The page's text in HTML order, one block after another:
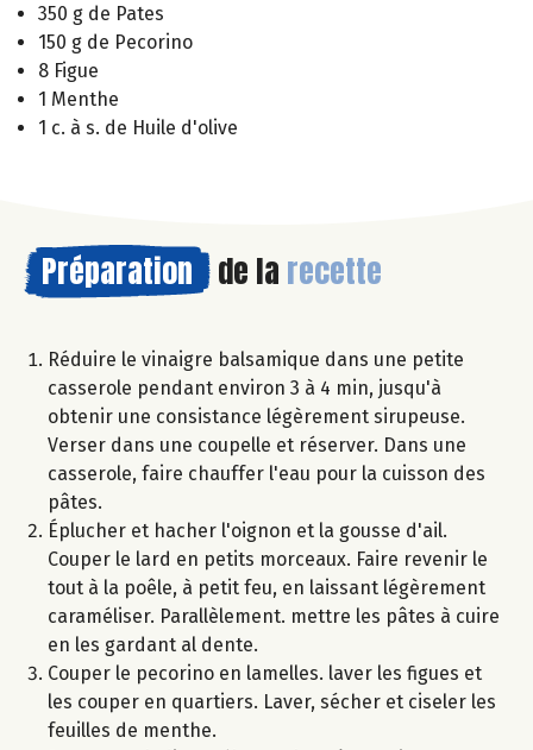
350 g de Pates
150 g de Pecorino
8 Figue
1 Menthe
1 c. à s. de Huile d'olive
Préparation de la recette
Réduire le vinaigre balsamique dans une petite
casserole pendant environ 3 à 4 min, jusqu'à
obtenir une consistance légèrement sirupeuse.
Verser dans une coupelle et réserver. Dans une
casserole, faire chauffer l'eau pour la cuisson des
pâtes.
Éplucher et hacher l'oignon et la gousse d'ail.
Couper le lard en petits morceaux. Faire revenir le
tout à la poêle, à petit feu, en laissant légèrement
caraméliser. Parallèlement. mettre les pâtes à cuire
en les gardant al dente.
Couper le pecorino en lamelles. laver les figues et
les couper en quartiers. Laver, sécher et ciseler les
feuilles de menthe.